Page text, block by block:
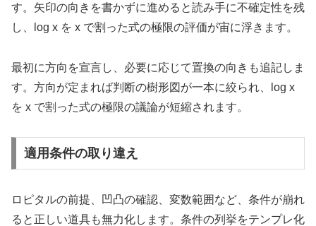
す。矢印の向きを書かずに進めると読み手に不確定性を残
し、log x を x で割った式の極限の評価が宙に浮きます。
最初に方向を宣言し、必要に応じて置換の向きも追記しま
す。方向が定まれば判断の樹形図が一本に絞られ、log x
を x で割った式の極限の議論が短縮されます。
適用条件の取り違え
ロピタルの前提、凹凸の確認、変数範囲など、条件が崩れ
ると正しい道具も無力化します。条件の列挙をテンプレ化